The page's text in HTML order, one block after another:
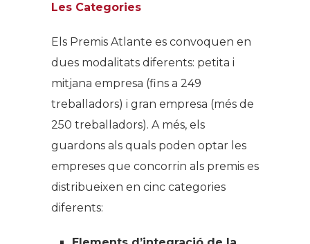
Les Categories
Els Premis Atlante es convoquen en
dues modalitats diferents: petita i
mitjana empresa (fins a 249
treballadors) i gran empresa (més de
250 treballadors). A més, els
guardons als quals poden optar les
empreses que concorrin als premis es
distribueixen en cinc categories
diferents: